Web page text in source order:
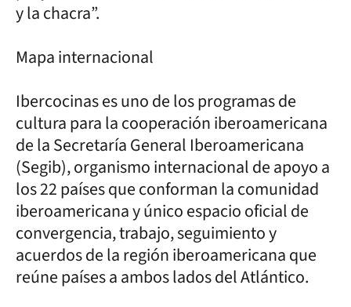
y la chacra”.
Mapa internacional
Ibercocinas es uno de los programas de
cultura para la cooperación iberoamericana
de la Secretaría General Iberoamericana
(Segib), organismo internacional de apoyo a
los 22 países que conforman la comunidad
iberoamericana y único espacio oficial de
convergencia, trabajo, seguimiento y
acuerdos de la región iberoamericana que
reúne países a ambos lados del Atlántico.